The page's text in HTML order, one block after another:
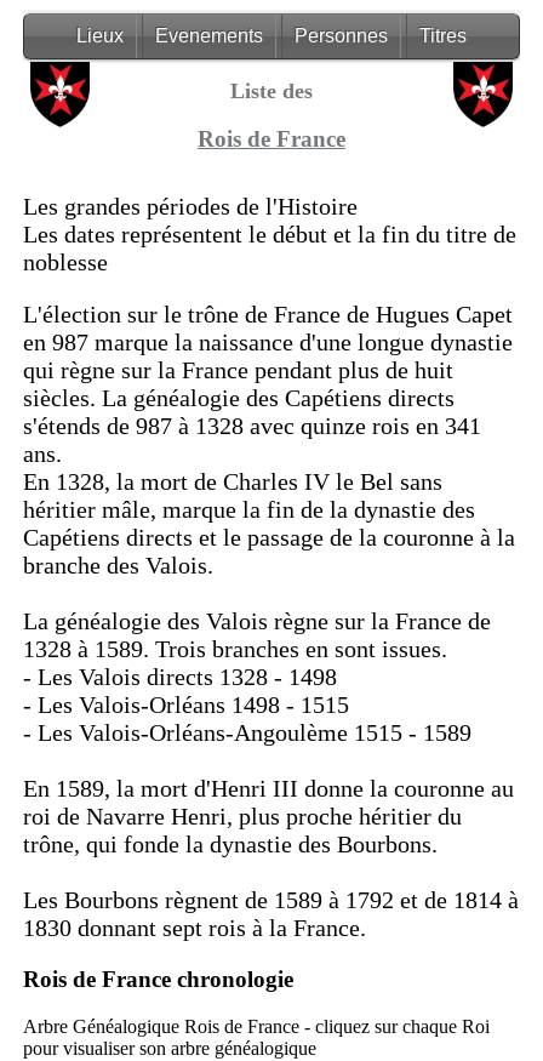
Lieux Evenements Personnes Titres
Liste des
Rois de France
Les grandes périodes de l'Histoire
Les dates représentent le début et la fin du titre de
noblesse
L'élection sur le trône de France de Hugues Capet
en 987 marque la naissance d'une longue dynastie
qui règne sur la France pendant plus de huit
siècles. La généalogie des Capétiens directs
s'étends de 987 à 1328 avec quinze rois en 341
ans.
En 1328, la mort de Charles IV le Bel sans
héritier mâle, marque la fin de la dynastie des
Capétiens directs et le passage de la couronne à la
branche des Valois.
La généalogie des Valois règne sur la France de
1328 à 1589. Trois branches en sont issues.
- Les Valois directs 1328 - 1498
- Les Valois-Orléans 1498 - 1515
- Les Valois-Orléans-Angoulème 1515 - 1589
En 1589, la mort d'Henri III donne la couronne au
roi de Navarre Henri, plus proche héritier du
trône, qui fonde la dynastie des Bourbons.
Les Bourbons règnent de 1589 à 1792 et de 1814 à
1830 donnant sept rois à la France.
Rois de France chronologie
Arbre Généalogique Rois de France - cliquez sur chaque Roi
pour visualiser son arbre généalogique